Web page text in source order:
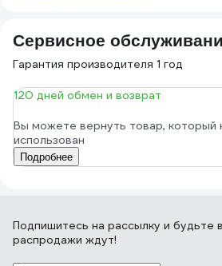
Сервисное
Гарантия производителя 1 год
120 дней обмен и возврат
Вы можете вернуть товар, который
использован
Подробнее
Подпишитесь на рассылку и будьте
распродажи ждут!